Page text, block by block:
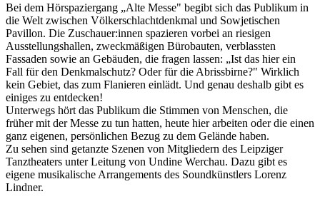
Bei dem Hörspaziergang „Alte Messe" begibt sich das Publikum in
die Welt zwischen Völkerschlachtdenkmal und Sowjetischen
Pavillon. Die Zuschauer:innen spazieren vorbei an riesigen
Ausstellungshallen, zweckmäßigen Bürobauten, verblassten
Fassaden sowie an Gebäuden, die fragen lassen: „Ist das hier ein
Fall für den Denkmalschutz? Oder für die Abrissbirne?" Wirklich
kein Gebiet, das zum Flanieren einlädt. Und genau deshalb gibt es
einiges zu entdecken!
Unterwegs hört das Publikum die Stimmen von Menschen, die
früher mit der Messe zu tun hatten, heute hier arbeiten oder die einen
ganz eigenen, persönlichen Bezug zu dem Gelände haben.
Zu sehen sind getanzte Szenen von Mitgliedern des Leipziger
Tanztheaters unter Leitung von Undine Werchau. Dazu gibt es
eigene musikalische Arrangements des Soundkünstlers Lorenz
Lindner.